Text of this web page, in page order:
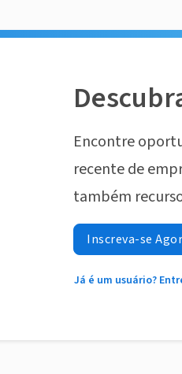
Encontre
recente de
também
Inscreva-se
Já é um usuário?